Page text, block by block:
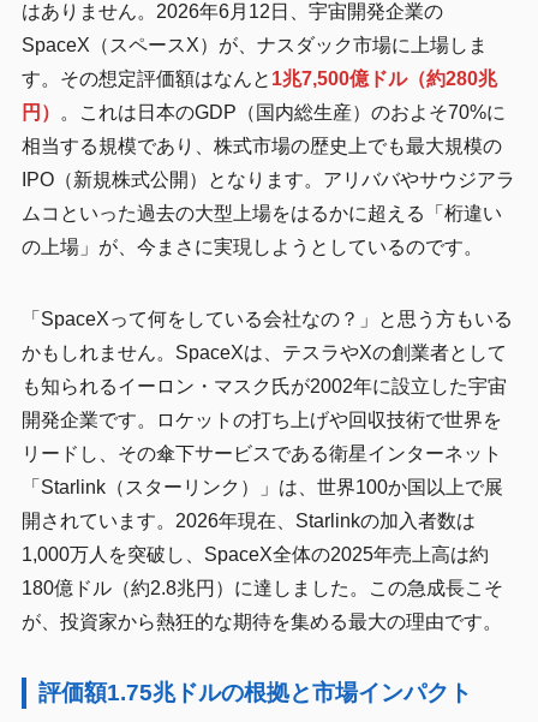
はありません。2026年6月12日、宇宙開発企業の
SpaceX（スペースX）が、ナスダック市場に上場しま
す。その想定評価額はなんと 1兆7,500億ドル（約280兆
円）
。これは日本のGDP（国内総生産）のおよそ70%に
相当する規模であり、株式市場の歴史上でも最大規模の
IPO（新規株式公開）となります。アリババやサウジアラ
ムコといった過去の大型上場をはるかに超える「桁違い
の上場」が、今まさに実現しようとしているのです。
「SpaceXって何をしている会社なの？」と思う方もいる
かもしれません。SpaceXは、テスラやXの創業者として
も知られるイーロン・マスク氏が2002年に設立した宇宙
開発企業です。ロケットの打ち上げや回収技術で世界を
リードし、その傘下サービスである衛星インターネット
「Starlink（スターリンク）」は、世界100か国以上で展
開されています。2026年現在、Starlinkの加入者数は
1,000万人を突破し、SpaceX全体の2025年売上高は約
180億ドル（約2.8兆円）に達しました。この急成長こそ
が、投資家から熱狂的な期待を集める最大の理由です。
評価額1.75兆ドルの根拠と市場インパクト